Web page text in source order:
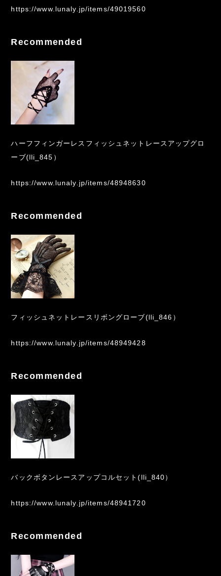
https://www.lunaly.jp/items/49019560
Recommended
ハーフフィンガーレスフィッシュネットレースアップグロ
ーブ(lli_845）
https://www.lunaly.jp/items/48948630
Recommended
フィッシュネットレースリボングローブ(lli_846）
https://www.lunaly.jp/items/48949428
Recommended
バックボタンレースアップコルセット(lli_840）
https://www.lunaly.jp/items/48941720
Recommended